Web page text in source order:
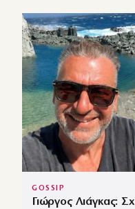
GOSSIP
Γιώργος Λιάγκας: